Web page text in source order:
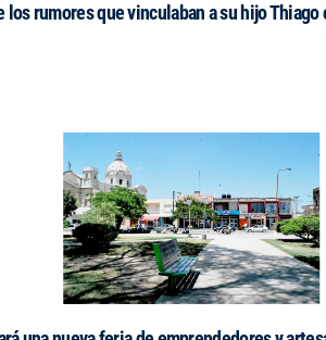
los rumores que vinculaban a su hijo Thiago